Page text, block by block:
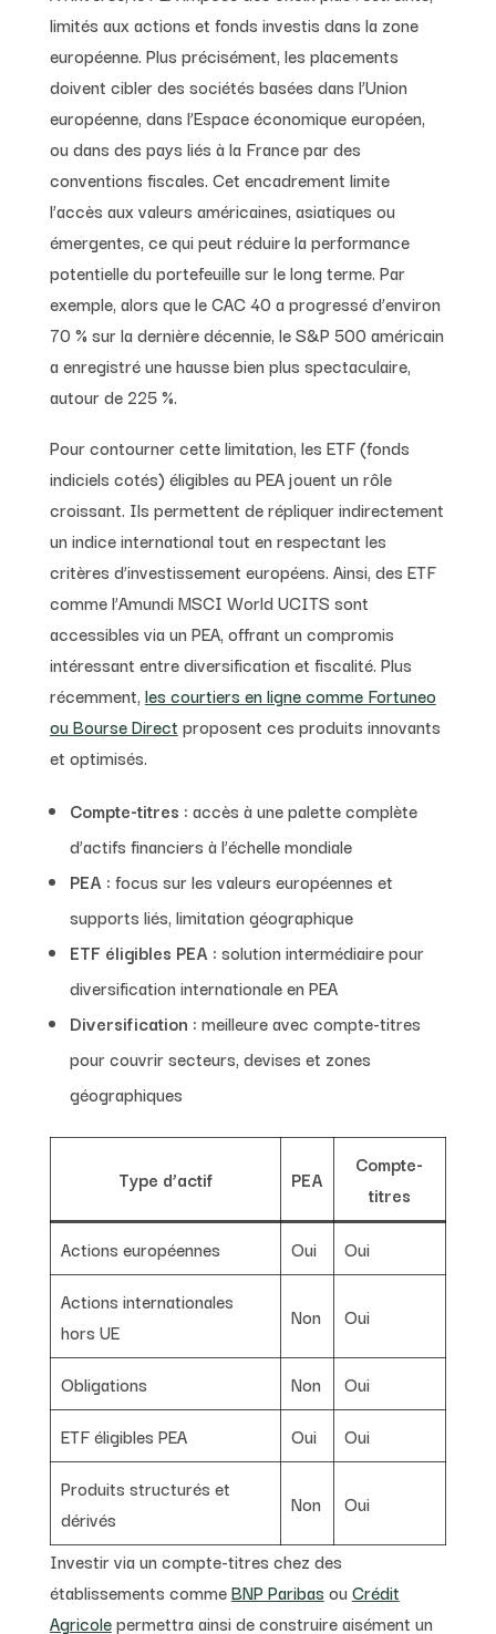
limités aux actions et fonds investis dans la zone
européenne. Plus précisément, les placements
doivent cibler des sociétés basées dans l’Union
européenne, dans l’Espace économique européen,
ou dans des pays liés à la France par des
conventions fiscales. Cet encadrement limite
l’accès aux valeurs américaines, asiatiques ou
émergentes, ce qui peut réduire la performance
potentielle du portefeuille sur le long terme. Par
exemple, alors que le CAC 40 a progressé d’environ
70 % sur la dernière décennie, le S&P 500 américain
a enregistré une hausse bien plus spectaculaire,
autour de 225 %.
Pour contourner cette limitation, les ETF (fonds
indiciels cotés) éligibles au PEA jouent un rôle
croissant. Ils permettent de répliquer indirectement
un indice international tout en respectant les
critères d’investissement européens. Ainsi, des ETF
comme l’Amundi MSCI World UCITS sont
accessibles via un PEA, offrant un compromis
intéressant entre diversification et fiscalité. Plus
récemment, les courtiers en ligne comme Fortuneo
ou Bourse Direct proposent ces produits innovants
et optimisés.
Compte-titres : accès à une palette complète
d’actifs financiers à l’échelle mondiale
PEA : focus sur les valeurs européennes et
supports liés, limitation géographique
ETF éligibles PEA : solution intermédiaire pour
diversification internationale en PEA
Diversification : meilleure avec compte-titres
pour couvrir secteurs, devises et zones
géographiques
Type d’actif PEA
Compte-
titres
Actions européennes Oui
Oui
Actions internationales
hors UE
Non Oui
Obligations Non
Oui
ETF éligibles PEA
Oui
Oui
Produits structurés et
dérivés
Non Oui
Investir via un compte-titres chez des
établissements commeBNP Paribas ou Crédit
Agricolepermettra ainsi de construire aisément un